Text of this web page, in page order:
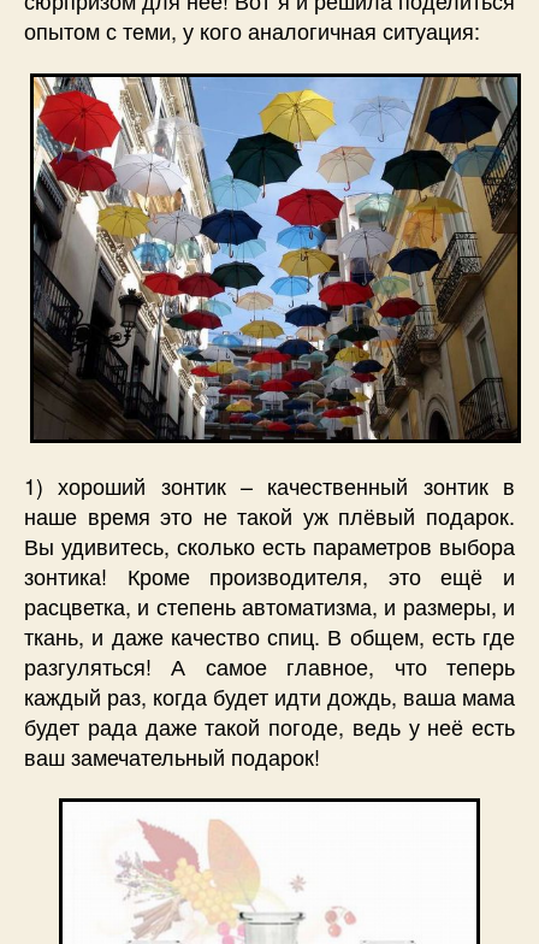
опытом с теми, у кого аналогичная ситуация:
1) хороший зонтик – качественный зонтик в
наше время это не такой уж плёвый подарок.
Вы удивитесь, сколько есть параметров выбора
зонтика! Кроме производителя, это ещё и
расцветка, и степень автоматизма, и размеры, и
ткань, и даже качество спиц. В общем, есть где
разгуляться! А самое главное, что теперь
каждый раз, когда будет идти дождь, ваша мама
будет рада даже такой погоде, ведь у неё есть
ваш замечательный подарок!